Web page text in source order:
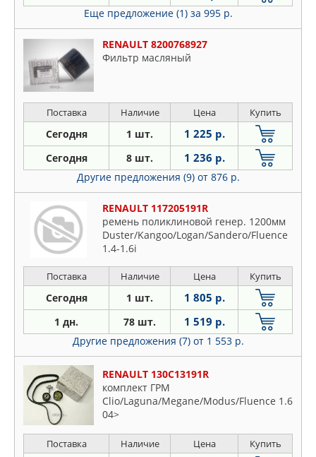
Еще предложение (1) за 995 р.
RENAULT 8200768927
Фильтр масляный
Поставка Наличие Цена Купить
Сегодня 1 шт. 1 225 р.
Сегодня 8 шт. 1 236 р.
Другие предложения (9) от 876 р.
RENAULT 117205191R
ремень поликлиновой генер. 1200мм
Duster/Kangoo/Logan/Sandero/Fluence
1.4-1.6i
Поставка Наличие Цена Купить
Сегодня 1 шт. 1 805 р.
1 дн. 78 шт. 1 519 р.
Другие предложения (7) от 1 553 р.
RENAULT 130C13191R
комплект ГРМ
Clio/Laguna/Megane/Modus/Fluence 1.6
04>
Поставка Наличие Цена Купить